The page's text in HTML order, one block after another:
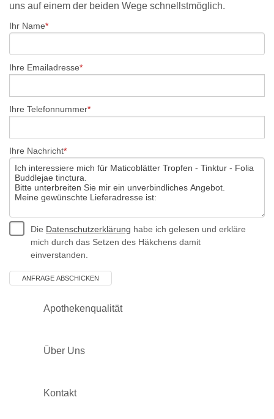
uns auf einem der beiden Wege schnellstmöglich.
Ihr Name
Ihre Emailadresse
Ihre Telefonnummer
Ihre Nachricht
Die Datenschutzerklärung habe ich gelesen und erkläre
mich durch das Setzen des Häkchens damit
einverstanden.
Apothekenqualität
Über Uns
Kontakt